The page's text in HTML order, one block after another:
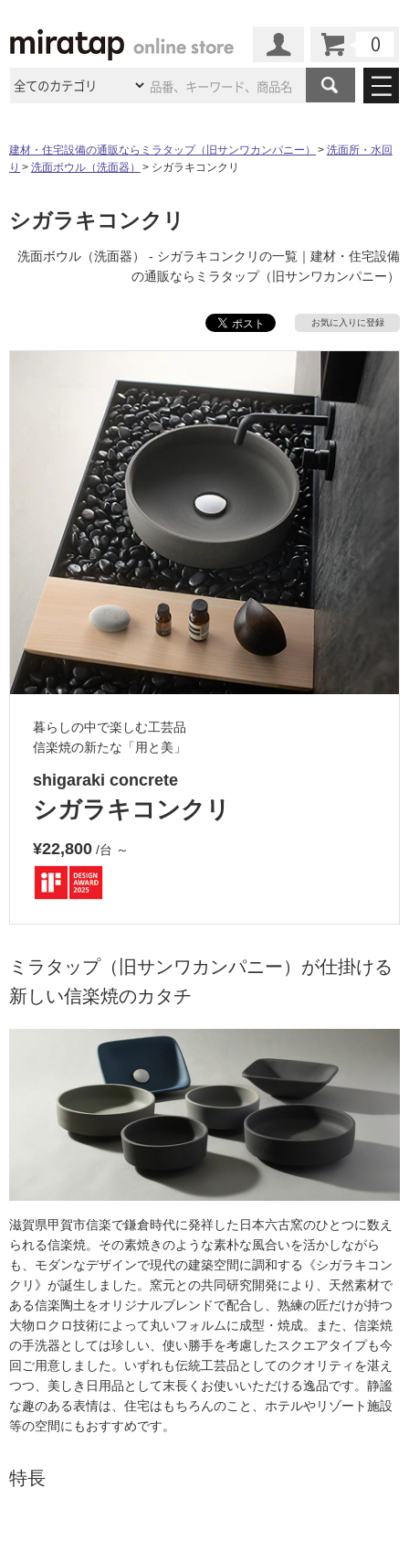
商品カテゴリ
キッチン
ム）・トイレ
建具・玄関
ウッドデッキ フローリング・床材
インテリア・家具
ペット用品
内装用建材 パネル・壁材
ロートアイアン 天然石・石材
メンテナンス・施工材 新商品
施工事例
施工事例
ミラタップのあるくらし お客様訪問インタビュー
ショールーム
ショールームのご案内 東京 ショールーム
名古屋ショールーム 京都ショールーム
ショールーム 札幌スマートショールー
ム
横浜スマートショールー
ウェルビーみのおHDC
BOX
サポート
初めての方へ
よくある質問 お問い合わせ
修理お問い合わせ クレーム公開
説明書・図面検索 3年保証
お役立ち情報 住まいのスタイリング
アイデア
ミラタップチャンネル
オンライン相談
その他サービス
工事会社紹介
Coziコンシ
ェルジュ
自分らしい家づくり
最高のリノベ会社が みつ
リノベりす
建材・住宅設備の通販ならミラタップ（旧サンワカンパニー）
洗面所・水回
り
洗面ボウル（洗面器） シガラキコンクリ
シガラキコンクリ
洗面ボウル（洗面器） - シガラキコンクリの一覧｜建材・住宅設備
の通販ならミラタップ（旧サンワカンパニー）
お気に入りに登録
暮らしの中で楽しむ工芸品
信楽焼の新たな「用と美」
shigaraki concrete
シガラキコンクリ
¥22,800 /台 ～
ミラタップ（旧サンワカンパニー）が仕掛ける
新しい信楽焼のカタチ
滋賀県甲賀市信楽で鎌倉時代に発祥した日本六古窯のひとつに数え
られる信楽焼。その素焼きのような素朴な⾵合いを活かしながら
も、モダンなデザインで現代の建築空間に調和する《シガラキコン
クリ》が誕⽣しました。窯元との共同研究開発により、天然素材で
ある信楽陶⼟をオリジナルブレンドで配合し、熟練の匠だけが持つ
⼤物ロクロ技術によって丸いフォルムに成型・焼成。また、信楽焼
の手洗器としては珍しい、使い勝手を考慮したスクエアタイプも今
回ご⽤意しました。いずれも伝統⼯芸品としてのクオリティを湛え
つつ、美しき⽇⽤品として末長くお使いいただける逸品です。静謐
な趣のある表情は、住宅はもちろんのこと、ホテルやリゾート施設
等の空間にもおすすめです。
特長